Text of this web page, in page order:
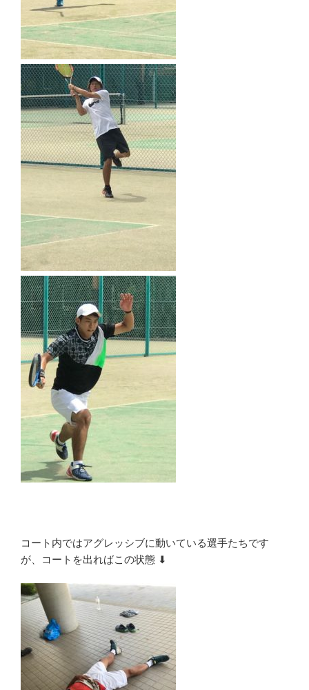
コート内ではアグレッシブに動いている選手たちです
が、コートを出ればこの状態 ⬇